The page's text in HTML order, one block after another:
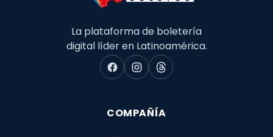
La plataforma de boletería
digital líder en Latinoamérica.
COMPAÑÍA